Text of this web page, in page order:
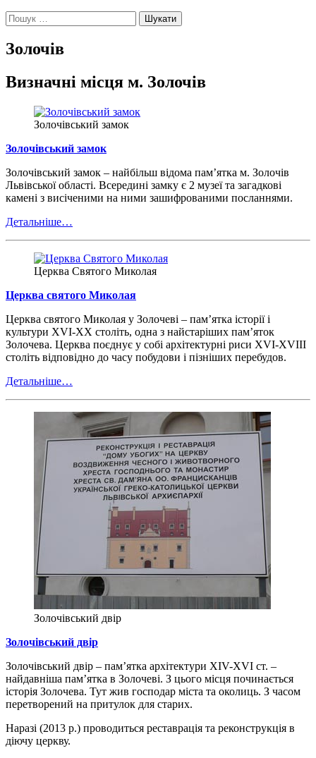
Пошук:
Золочів
Визначні місця м. Золочів
Золочівський замок
Золочівський замок
Золочівський замок – найбільш відома пам’ятка м. Золочів
Львівської області. Всередині замку є 2 музеї та загадкові
камені з висіченими на ними зашифрованими посланнями.
Детальніше…
Церква Святого Миколая
Церква святого Миколая
Церква святого Миколая у Золочеві – пам’ятка історії і
культури XVI-XX століть, одна з найстаріших пам’яток
Золочева. Церква поєднує у собі архітектурні риси XVI-XVIII
століть відповідно до часу побудови і пізніших перебудов.
Детальніше…
Золочівський двір
Золочівський двір
Золочівський двір – пам’ятка архітектури XIV-XVI ст. –
найдавніша пам’ятка в Золочеві. З цього місця починається
історія Золочева. Тут жив господар міста та околиць. З часом
перетворений на притулок для старих.
Наразі (2013 р.) проводиться реставрація та реконструкція в
діючу церкву.